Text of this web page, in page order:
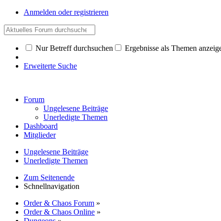
Anmelden oder registrieren
Nur Betreff durchsuchen Ergebnisse als Themen
Erweiterte Suche
Forum
Ungelesene Beiträge
Unerledigte Themen
Dashboard
Mitglieder
Ungelesene Beiträge
Unerledigte Themen
Zum Seitenende
Schnellnavigation
Order & Chaos Forum »
Order & Chaos Online »